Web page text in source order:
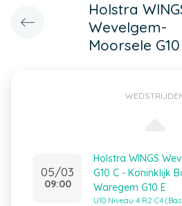
Holstra
Wevelgem-
Moorsele G10
05/03
09:00
Holstra WINGS
G10 C - Koninklijk
Waregem G10 E
U10 Niveau 4 R2 C4